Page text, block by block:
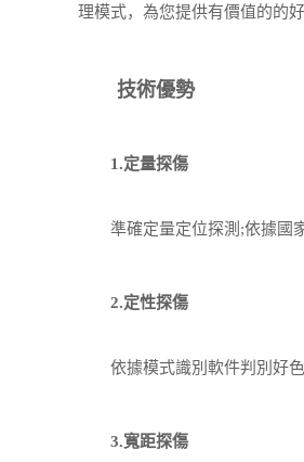
理模式，為您提供有價值的的
技術優勢
1.定量探傷
準確定量定位探測;依據國家
2.定性探傷
依據模式識別軟件判別好色
3.寬距探傷